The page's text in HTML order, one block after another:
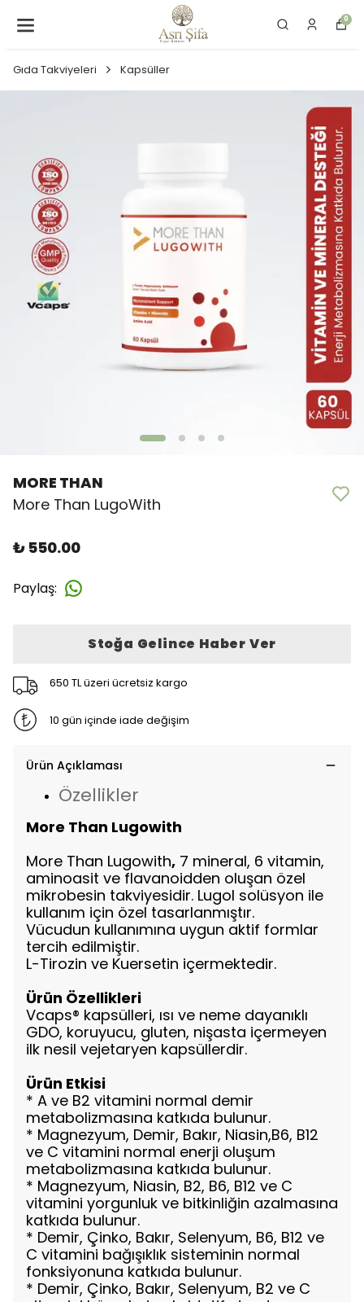
0
Gıda Takviyeleri Kapsüller
MORE THAN
More Than LugoWith
₺ 550.00
Paylaş:
Stoğa Gelince Haber Ver
650 TL üzeri ücretsiz kargo
10 gün içinde iade değişim
Ürün Açıklaması
Özellikler
More Than Lugowith
More Than Lugowith, 7 mineral, 6 vitamin,
aminoasit ve flavanoidden oluşan özel
mikrobesin takviyesidir. Lugol solüsyon ile
kullanım için özel tasarlanmıştır.
Vücudun kullanımına uygun aktif formlar
tercih edilmiştir.
L-Tirozin ve Kuersetin içermektedir.
Ürün Özellikleri
Vcaps®️ kapsülleri, ısı ve neme dayanıklı
GDO, koruyucu, gluten, nişasta içermeyen
ilk nesil vejetaryen kapsüllerdir.
Ürün Etkisi
* A ve B2 vitamini normal demir
metabolizmasına katkıda bulunur.
* Magnezyum, Demir, Bakır, Niasin,B6, B12
ve C vitamini normal enerji oluşum
metabolizmasına katkıda bulunur.
* Magnezyum, Niasin, B2, B6, B12 ve C
vitamini yorgunluk ve bitkinliğin azalmasına
katkıda bulunur.
* Demir, Çinko, Bakır, Selenyum, B6, B12 ve
C vitamini bağışıklık sisteminin normal
fonksiyonuna katkıda bulunur.
* Demir, Çinko, Bakır, Selenyum, B2 ve C